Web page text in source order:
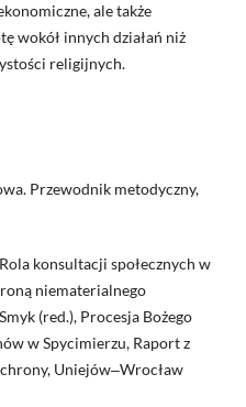
ale także
wokół innych działań niż
religijnych.
Przewodnik metodyczny,
konsultacji społecznych w
niematerialnego
(red.), Procesja Bożego
w Spycimierzu, Raport z
Uniejów‒Wrocław